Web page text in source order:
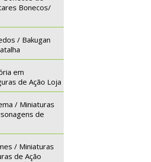
Bonecos/
/ Bakugan
em
de Ação Loja
/ Miniaturas
de
/ Miniaturas
de Ação